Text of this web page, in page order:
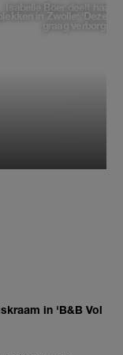
Isabelle Boer deelt haar
plekken in Zwolle: 'Deze
graag verborgen'
in 'B&B Vol